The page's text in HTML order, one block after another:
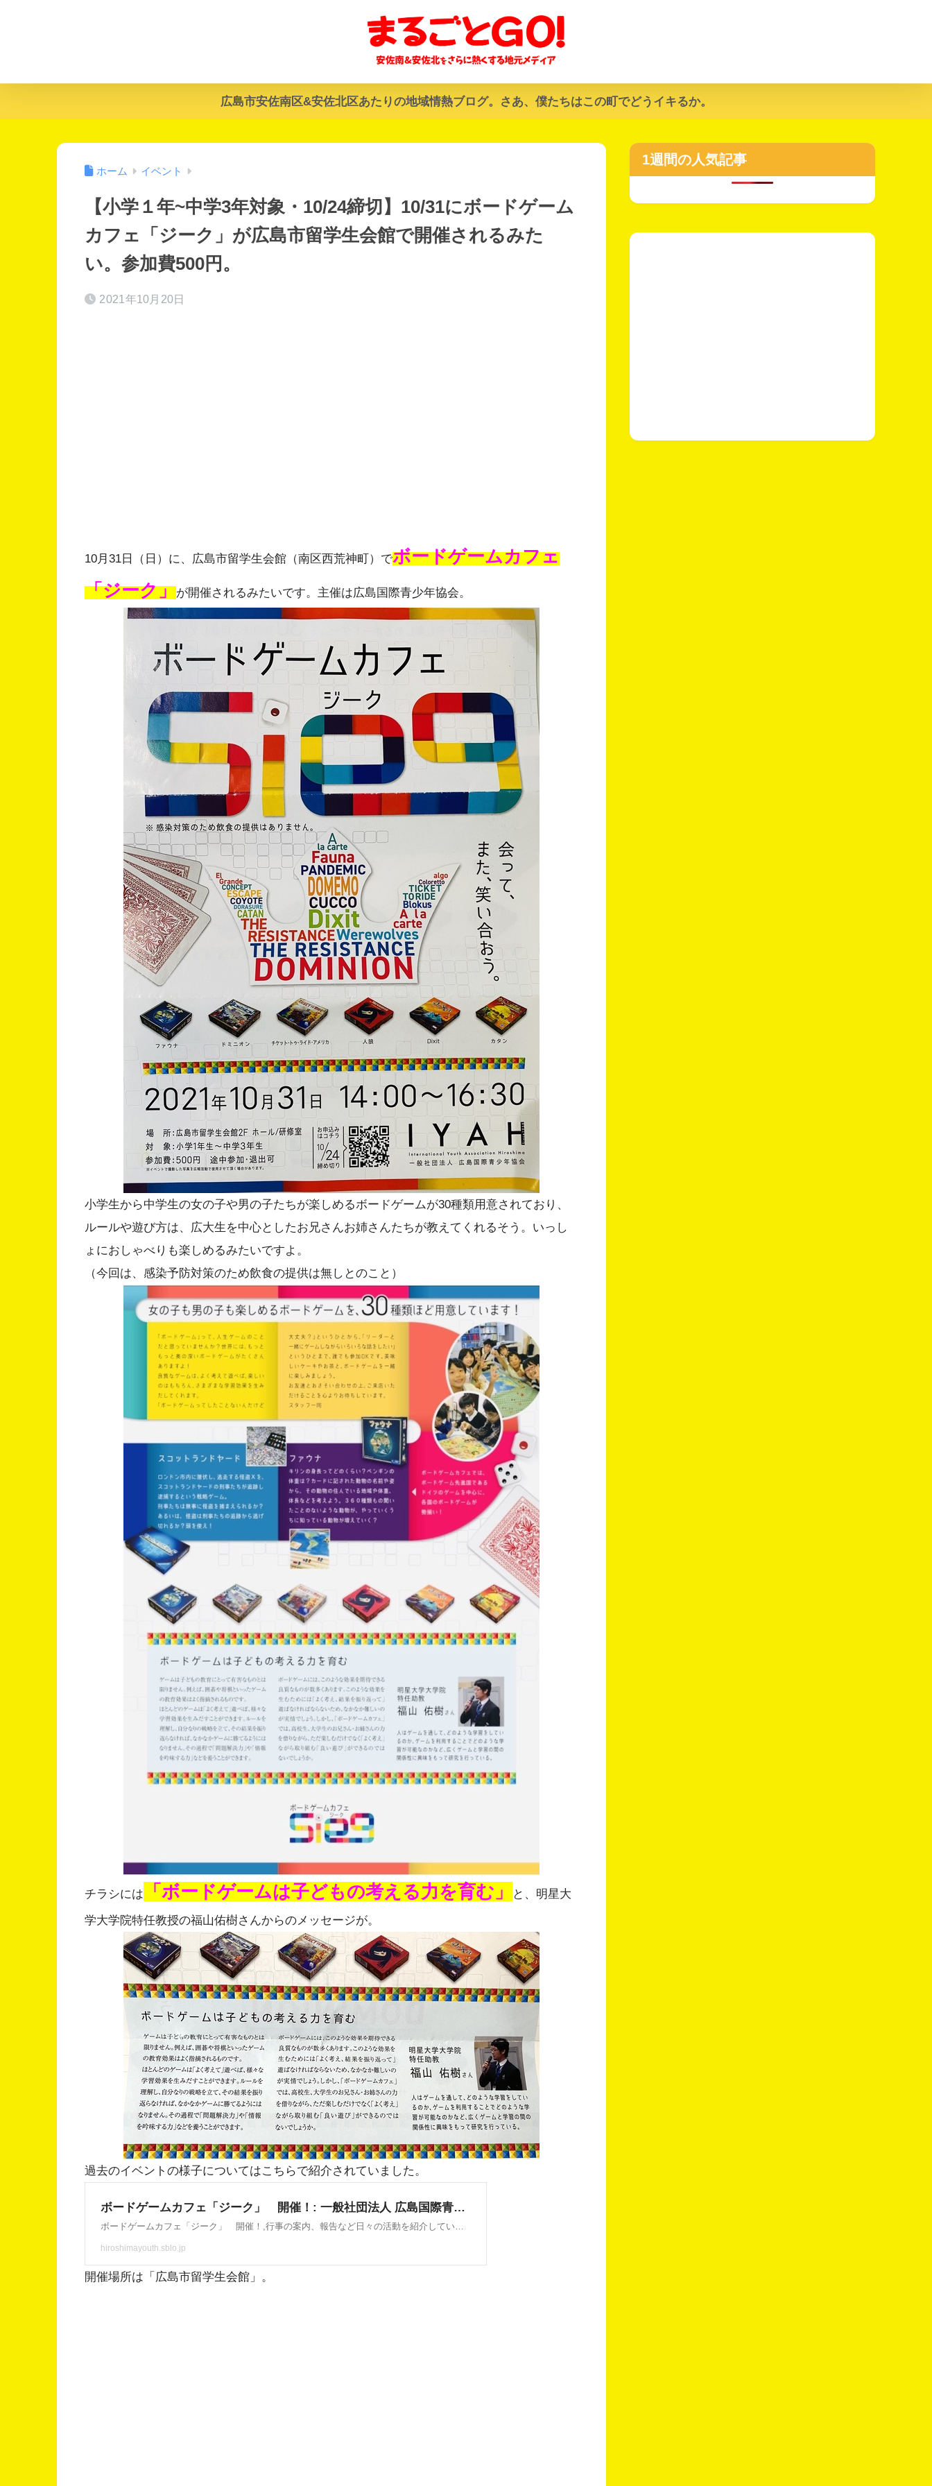
広島市安佐南区&安佐北区あたりの地域情熱ブログ。さあ、僕たちはこの町でどうイキるか。
ホーム イベント
【小学１年~中学3年対象・10/24締切】10/31にボードゲーム
カフェ「ジーク」が広島市留学生会館で開催されるみた
い。参加費500円。
2021年10月20日
10月31日（日）に、広島市留学生会館（南区西荒神町）でボードゲームカフェ
「ジーク」が開催されるみたいです。主催は広島国際青少年協会。
小学生から中学生の女の子や男の子たちが楽しめるボードゲームが30種類用意されており、
ルールや遊び方は、広大生を中心としたお兄さんお姉さんたちが教えてくれるそう。いっし
ょにおしゃべりも楽しめるみたいですよ。
（今回は、感染予防対策のため飲食の提供は無しとのこと）
チラシには 「ボードゲームは子どもの考える力を育む」
と、明星大
学大学院特任教授の福山佑樹さんからのメッセージが。
過去のイベントの様子についてはこちらで紹介されていました。
開催場所は「広島市留学生会館」。
1週間の人気記事